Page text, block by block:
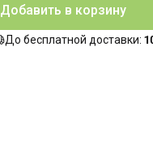
Добавить в корзину
До бесплатной доставки: